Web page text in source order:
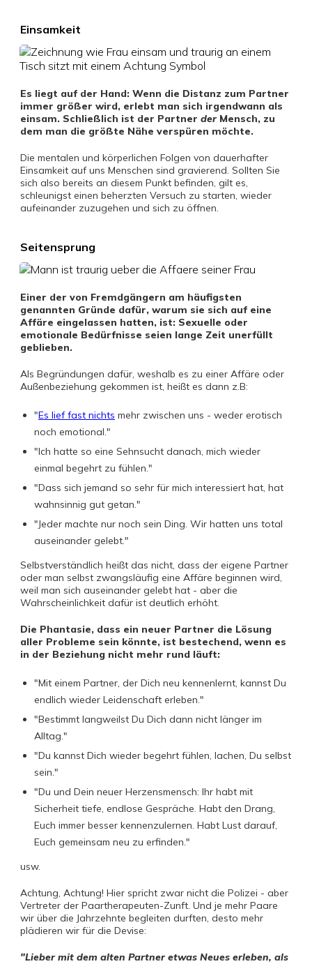
Einsamkeit
Es liegt auf der Hand: Wenn die Distanz zum Partner
immer größer wird, erlebt man sich irgendwann als
einsam. Schließlich ist der Partner derMensch, zu
dem man die größte Nähe verspüren möchte.
Die mentalen und körperlichen Folgen von dauerhafter
Einsamkeit auf uns Menschen sind gravierend. Sollten Sie
sich also bereits an diesem Punkt befinden, gilt es,
schleunigst einen beherzten Versuch zu starten, wieder
aufeinander zuzugehen und sich zu öffnen.
Seitensprung
Einer der von Fremdgängern am häufigsten
genannten Gründe dafür, warum sie sich auf eine
Affäre eingelassen hatten, ist: Sexuelle oder
emotionale Bedürfnisse seien lange Zeit unerfüllt
geblieben.
Als Begründungen dafür, weshalb es zu einer Affäre oder
Außenbeziehung gekommen ist, heißt es dann z.B:
"Es lief fast nichts mehr zwischen uns - weder erotisch
noch emotional."
"Ich hatte so eine Sehnsucht danach, mich wieder
einmal begehrt zu fühlen."
"Dass sich jemand so sehr für mich interessiert hat, hat
wahnsinnig gut getan."
"Jeder machte nur noch sein Ding. Wir hatten uns total
auseinander gelebt."
Selbstverständlich heißt das nicht, dass der eigene Partner
oder man selbst zwangsläufig eine Affäre beginnen wird,
weil man sich auseinander gelebt hat - aber die
Wahrscheinlichkeit dafür ist deutlich erhöht.
Die Phantasie, dass ein neuer Partner die Lösung
aller Probleme sein könnte, ist bestechend, wenn es
in der Beziehung nicht mehr rund läuft:
"Mit einem Partner, der Dich neu kennenlernt, kannst Du
endlich wieder Leidenschaft erleben."
"Bestimmt langweilst Du Dich dann nicht länger im
Alltag."
"Du kannst Dich wieder begehrt fühlen, lachen, Du selbst
sein."
"Du und Dein neuer Herzensmensch: Ihr habt mit
Sicherheit tiefe, endlose Gespräche. Habt den Drang,
Euch immer besser kennenzulernen. Habt Lust darauf,
Euch gemeinsam neu zu erfinden."
usw.
Achtung, Achtung! Hier spricht zwar nicht die Polizei - aber
Vertreter der Paartherapeuten-Zunft. Und je mehr Paare
wir über die Jahrzehnte begleiten durften, desto mehr
plädieren wir für die Devise:
"Lieber mit dem alten Partner etwas Neues erleben, als